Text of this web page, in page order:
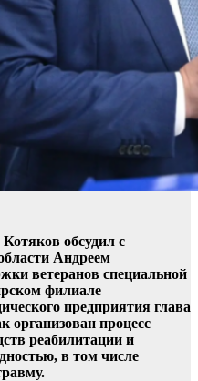
обсудил с
Андреем
ветеранов специальной
филиале
предприятия глава
организован процесс
реабилитации и
в том числе